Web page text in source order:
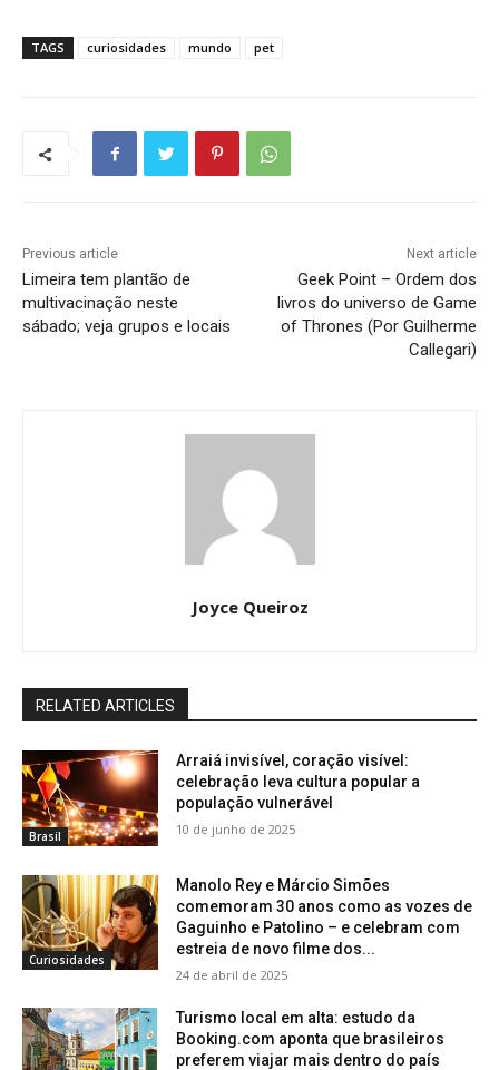
TAGS curiosidades mundo pet
Previous article
Limeira tem plantão de
multivacinação neste
sábado; veja grupos e locais
Next article
Geek Point – Ordem dos
livros do universo de Game
of Thrones (Por Guilherme
Callegari)
Joyce Queiroz
RELATED ARTICLES
Brasil
Arraiá invisível, coração visível:
celebração leva cultura popular a
população vulnerável
10 de junho de 2025
Curiosidades
Manolo Rey e Márcio Simões
comemoram 30 anos como as vozes de
Gaguinho e Patolino – e celebram com
estreia de novo filme dos...
24 de abril de 2025
Turismo local em alta: estudo da
Booking.com aponta que brasileiros
preferem viajar mais dentro do país